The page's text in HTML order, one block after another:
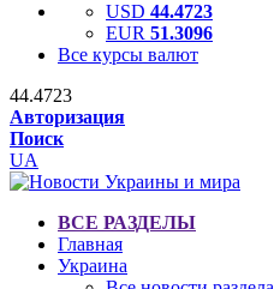
USD 44.4723
EUR 51.3096
Все курсы валют
44.4723
Авторизация
Поиск
UA
ВСЕ РАЗДЕЛЫ
Главная
Украина